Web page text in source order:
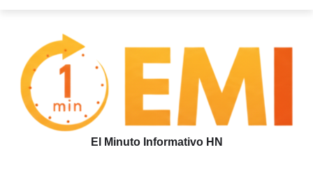
El Minuto Informativo HN